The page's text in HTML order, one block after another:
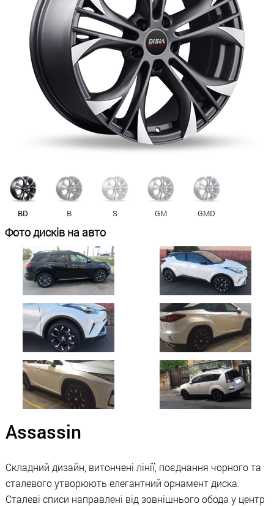
BD B S GM GMD
Фото дисків на авто
Assassin
Складний дизайн, витончені лінії, поєднання чорного та
сталевого утворюють елегантний орнамент диска.
Сталеві списи направлені від зовнішнього обода у центр